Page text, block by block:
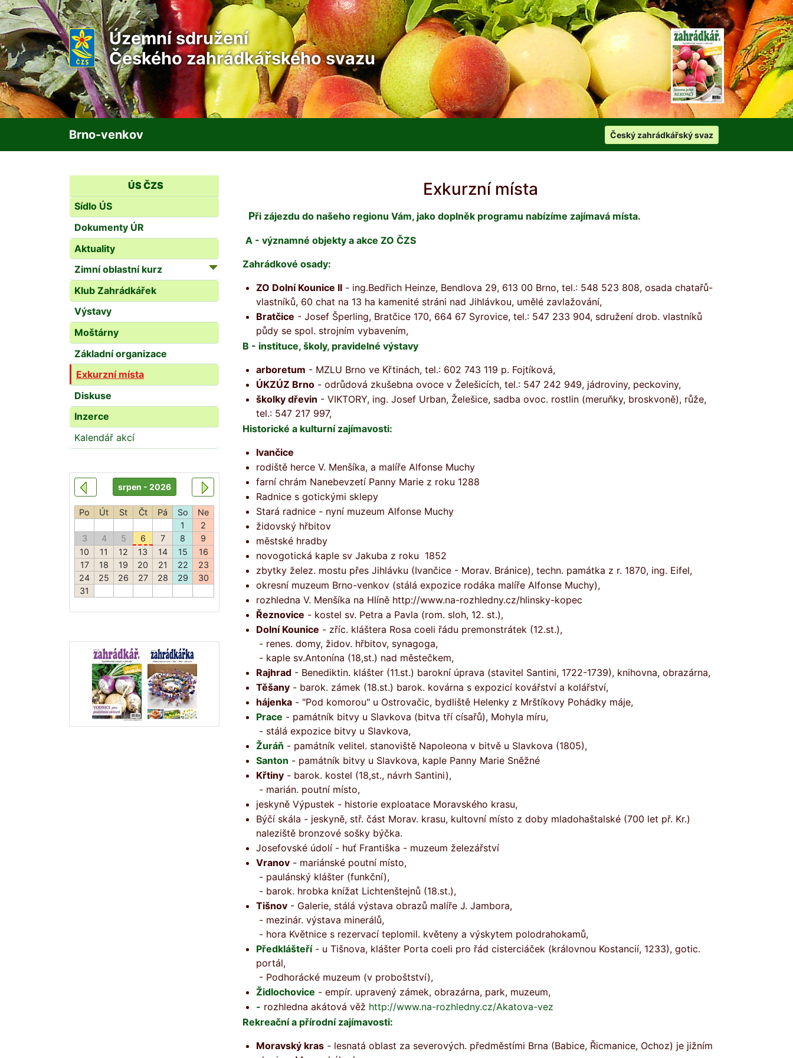
Územní sdružení
Českého zahrádkářského svazu
Brno-venkov Český zahrádkářský svaz
ÚS ČZS
Sídlo ÚS
Dokumenty ÚR
Aktuality
Zimní oblastní kurz
Klub Zahrádkářek
Výstavy
Moštárny
Základní organizace
Exkurzní místa
Diskuse
Inzerce
Kalendář akcí
Exkurzní místa
Při zájezdu do našeho regionu Vám, jako doplněk programu nabízíme zajímavá místa.
A - významné objekty a akce ZO ČZS
Zahrádkové osady:
ZO Dolní Kounice II - ing.Bedřich Heinze, Bendlova 29, 613 00 Brno, tel.: 548 523 808, osada chatařů-
vlastníků, 60 chat na 13 ha kamenité stráni nad Jihlávkou, umělé zavlažování,
Bratčice - Josef Šperling, Bratčice 170, 664 67 Syrovice, tel.: 547 233 904, sdružení drob. vlastníků
půdy se spol. strojním vybavením,
B - instituce, školy, pravidelné výstavy
arboretum - MZLU Brno ve Křtinách, tel.: 602 743 119 p. Fojtíková,
ÚKZÚZ Brno - odrůdová zkušebna ovoce v Želešicích, tel.: 547 242 949, jádroviny, peckoviny,
školky dřevin - VIKTORY, ing. Josef Urban, Želešice, sadba ovoc. rostlin (meruňky, broskvoně), růže,
tel.: 547 217 997,
Historické a kulturní zajímavosti:
Ivančice
rodiště herce V. Menšíka, a malíře Alfonse Muchy
farní chrám Nanebevzetí Panny Marie z roku 1288
Radnice s gotickými sklepy
Stará radnice - nyní muzeum Alfonse Muchy
židovský hřbitov
městské hradby
novogotická kaple sv Jakuba z roku 1852
zbytky želez. mostu přes Jihlávku (Ivančice - Morav. Bránice), techn. památka z r. 1870, ing. Eifel,
okresní muzeum Brno-venkov (stálá expozice rodáka malíře Alfonse Muchy),
rozhledna V. Menšíka na Hlíně http://www.na-rozhledny.cz/hlinsky-kopec
Řeznovice - kostel sv. Petra a Pavla (rom. sloh, 12. st.),
Dolní Kounice - zříc. kláštera Rosa coeli řádu premonstrátek (12.st.),
- renes. domy, židov. hřbitov, synagoga,
- kaple sv.Antonína (18,st.) nad městečkem,
Rajhrad - Benediktin. klášter (11.st.) barokní úprava (stavitel Santini, 1722-1739), knihovna, obrazárna,
Těšany - barok. zámek (18.st.) barok. kovárna s expozicí kovářství a kolářství,
hájenka - "Pod komorou" u Ostrovačic, bydliště Helenky z Mrštíkovy Pohádky máje,
Prace - památník bitvy u Slavkova (bitva tří císařů), Mohyla míru,
- stálá expozice bitvy u Slavkova,
Žuráň - památník velitel. stanoviště Napoleona v bitvě u Slavkova (1805),
Santon - památník bitvy u Slavkova, kaple Panny Marie Sněžné
Křtiny - barok. kostel (18,st., návrh Santini),
- marián. poutní místo,
jeskyně Výpustek - historie exploatace Moravského krasu,
Býčí skála - jeskyně, stř. část Morav. krasu, kultovní místo z doby mladohaštalské (700 let př. Kr.)
naleziště bronzové sošky býčka.
Josefovské údolí - huť Františka - muzeum železářství
Vranov - mariánské poutní místo,
- paulánský klášter (funkční),
- barok. hrobka knížat Lichtenštejnů (18.st.),
Tišnov - Galerie, stálá výstava obrazů malíře J. Jambora,
- mezinár. výstava minerálů,
- hora Květnice s rezervací teplomil. květeny a výskytem polodrahokamů,
Předklášteří- u Tišnova, klášter Porta coeli pro řád cisterciáček (královnou Kostancií, 1233), gotic.
portál,
- Podhorácké muzeum (v proboštství),
Židlochovice - empír. upravený zámek, obrazárna, park, muzeum,
- rozhledna akátová věž http://www.na-rozhledny.cz/Akatova-vez
Rekreační a přírodní zajímavosti:
Moravský kras - lesnatá oblast za severových. předměstími Brna (Babice, Řicmanice, Ochoz) je jižním